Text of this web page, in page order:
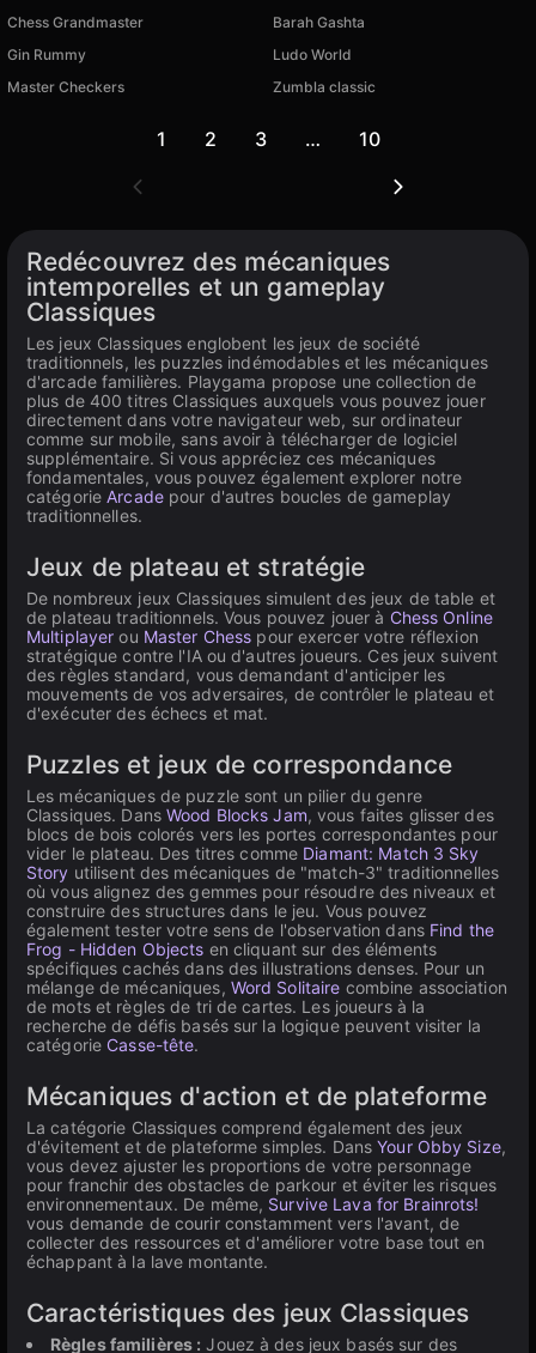
Chess Grandmaster
Barah Gashta
Gin Rummy
Ludo World
Master Checkers
Zumbla classic
1 2 3 … 10
Redécouvrez des mécaniques
intemporelles et un gameplay
Classiques
Les jeux Classiques englobent les jeux de société
traditionnels, les puzzles indémodables et les mécaniques
d'arcade familières. Playgama propose une collection de
plus de 400 titres Classiques auxquels vous pouvez jouer
directement dans votre navigateur web, sur ordinateur
comme sur mobile, sans avoir à télécharger de logiciel
supplémentaire. Si vous appréciez ces mécaniques
fondamentales, vous pouvez également explorer notre
catégorieArcadepour d'autres boucles de gameplay
traditionnelles.
Jeux de plateau et stratégie
De nombreux jeux Classiques simulent des jeux de table et
de plateau traditionnels. Vous pouvez jouer à Chess Online
Multiplayer ou Master Chess pour exercer votre réflexion
stratégique contre l'IA ou d'autres joueurs. Ces jeux suivent
des règles standard, vous demandant d'anticiper les
mouvements de vos adversaires, de contrôler le plateau et
d'exécuter des échecs et mat.
Puzzles et jeux de correspondance
Les mécaniques de puzzle sont un pilier du genre
Classiques. DansWood Blocks Jam, vous faites glisser des
blocs de bois colorés vers les portes correspondantes pour
vider le plateau. Des titres comme Diamant: Match 3 Sky
Story utilisent des mécaniques de "match-3" traditionnelles
où vous alignez des gemmes pour résoudre des niveaux et
construire des structures dans le jeu. Vous pouvez
également tester votre sens de l'observation dans Find the
Frog - Hidden Objects en cliquant sur des éléments
spécifiques cachés dans des illustrations denses. Pour un
mélange de mécaniques, Word Solitaire combine association
de mots et règles de tri de cartes. Les joueurs à la
recherche de défis basés sur la logique peuvent visiter la
catégorie Casse-tête.
Mécaniques d'action et de plateforme
La catégorie Classiques comprend également des jeux
d'évitement et de plateforme simples. DansYour Obby Size,
vous devez ajuster les proportions de votre personnage
pour franchir des obstacles de parkour et éviter les risques
environnementaux. De même, Survive Lava for Brainrots!
vous demande de courir constamment vers l'avant, de
collecter des ressources et d'améliorer votre base tout en
échappant à la lave montante.
Caractéristiques des jeux Classiques
Règles familières : Jouez à des jeux basés sur des